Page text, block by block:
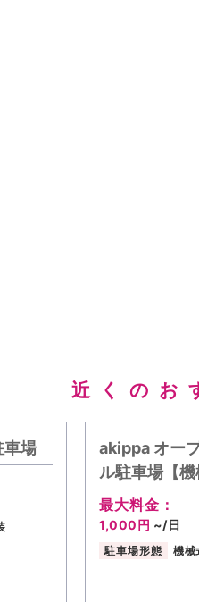
近くのお
車場
akippa オー
ル駐車場【
最大料金：
1,000円 ~/日
駐車場形態 機械